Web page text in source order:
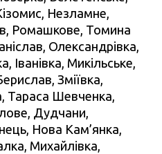
Незламне,
Ромашкове, Томина
Олександрівка,
Іванівка, Микільське,
Зміївка,
Тараса Шевченка,
Дудчани,
Нова Кам’янка,
Михайлівка,